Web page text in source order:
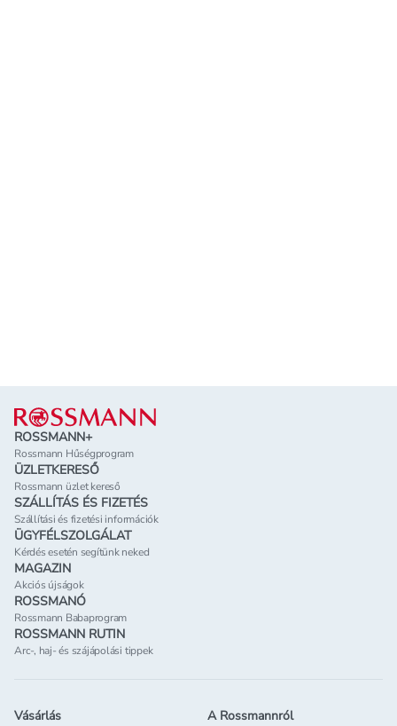
Lábléc
ROSSMANN+
Rossmann Hűségprogram
ÜZLETKERESŐ
Rossmann üzlet kereső
SZÁLLÍTÁS ÉS FIZETÉS
Szállítási és fizetési információk
ÜGYFÉLSZOLGÁLAT
Kérdés esetén segítünk neked
MAGAZIN
Akciós újságok
ROSSMANÓ
Rossmann Babaprogram
ROSSMANN RUTIN
Arc-, haj- és szájápolási tippek
Vásárlás A Rossmannról